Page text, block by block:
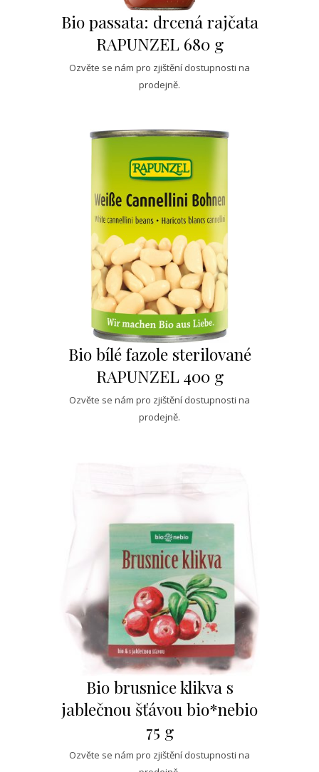
Bio passata: drcená rajčata
RAPUNZEL 680 g
Ozvěte se nám pro zjištění dostupnosti na
prodejně.
Bio bílé fazole sterilované
RAPUNZEL 400 g
Ozvěte se nám pro zjištění dostupnosti na
prodejně.
Bio brusnice klikva s
jablečnou šťávou bio*nebio
75 g
Ozvěte se nám pro zjištění dostupnosti na